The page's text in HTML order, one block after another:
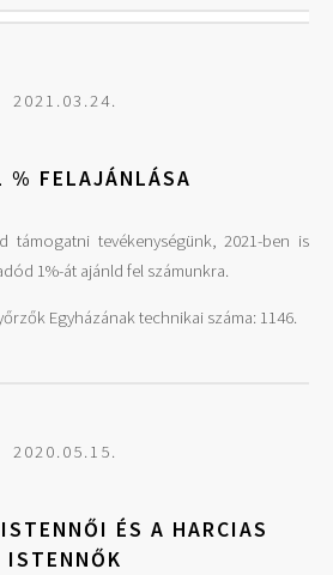
2021.03.24.
% FELAJÁNLÁSA
támogatni tevékenységünk, 2021-ben is
1%-át ajánld fel számunkra.
Egyházának technikai száma: 1146.
2020.05.15.
ÉS A HARCIAS
ISTENNŐK